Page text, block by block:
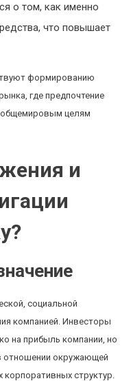
о том, как именно
что повышает
формированию
где предпочтение
общемировым целям
и
социальной
компанией. Инвесторы
на прибыль компании, но
отношении окружающей
корпоративных структур.